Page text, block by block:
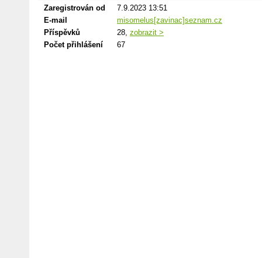
Zaregistrován od
7.9.2023 13:51
E-mail
misomelus[zavinac]seznam.cz
Příspěvků
28, zobrazit >
Počet přihlášení
67